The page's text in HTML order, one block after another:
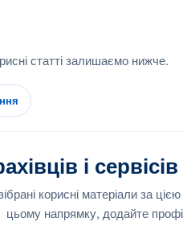
статті залишаємо нижче.
і
корисні матеріали за
цьому напрямку, додайте